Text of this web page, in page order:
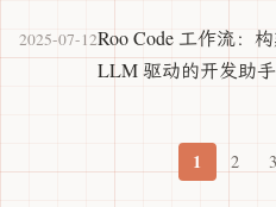
2025-07-12Roo Code 工作流：
LLM 驱动的开发助手
1 2 3